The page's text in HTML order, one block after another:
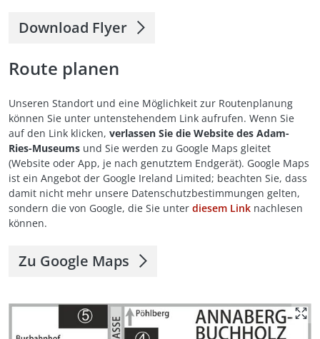
Download Flyer
Route planen
Unseren Standort und eine Möglichkeit zur Routenplanung
können Sie unter untenstehendem Link aufrufen. Wenn Sie
auf den Link klicken, verlassen Sie die Website des Adam-
Ries-Museums und Sie werden zu Google Maps gleitet
(Website oder App, je nach genutztem Endgerät). Google Maps
ist ein Angebot der Google Ireland Limited; beachten Sie, dass
damit nicht mehr unsere Datenschutzbestimmungen gelten,
sondern die von Google, die Sie unter diesem Link nachlesen
können.
Zu Google Maps